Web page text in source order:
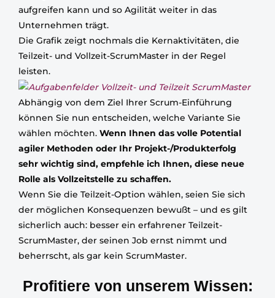
aufgreifen kann und so Agilität weiter in das
Unternehmen trägt.
Die Grafik zeigt nochmals die Kernaktivitäten, die
Teilzeit- und Vollzeit-ScrumMaster in der Regel
leisten.
Abhängig von dem Ziel Ihrer Scrum-Einführung
können Sie nun entscheiden, welche Variante Sie
wählen möchten. Wenn Ihnen das volle Potential
agiler Methoden oder Ihr Projekt-/Produkterfolg
sehr wichtig sind, empfehle ich Ihnen, diese neue
Rolle als Vollzeitstelle zu schaffen.
Wenn Sie die Teilzeit-Option wählen, seien Sie sich
der möglichen Konsequenzen bewußt – und es gilt
sicherlich auch: besser ein erfahrener Teilzeit-
ScrumMaster, der seinen Job ernst nimmt und
beherrscht, als gar kein ScrumMaster.
Profitiere von unserem Wissen: